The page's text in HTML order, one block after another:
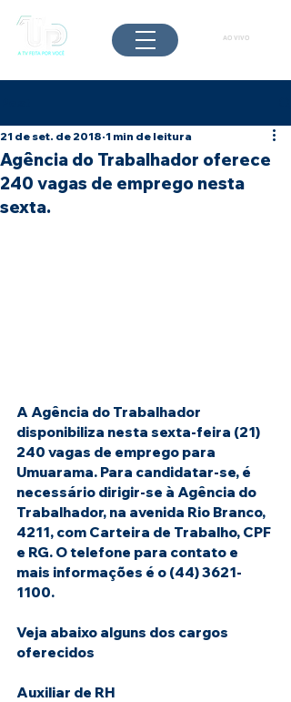
AO VIVO
Agência do Trabalhador oferece
240 vagas de emprego nesta
sexta.
21 de set. de 2018 1 min de leitura
A Agência do Trabalhador
disponibiliza nesta sexta-feira (21)
240 vagas de emprego para
Umuarama. Para candidatar-se, é
necessário dirigir-se à Agência do
Trabalhador, na avenida Rio Branco,
4211, com Carteira de Trabalho, CPF
e RG. O telefone para contato e
mais informações é o (44) 3621-
1100.
Veja abaixo alguns dos cargos
oferecidos
Auxiliar de RH